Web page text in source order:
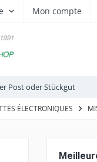
Mon compte
Post oder Stückgut
ÉLECTRONIQUES